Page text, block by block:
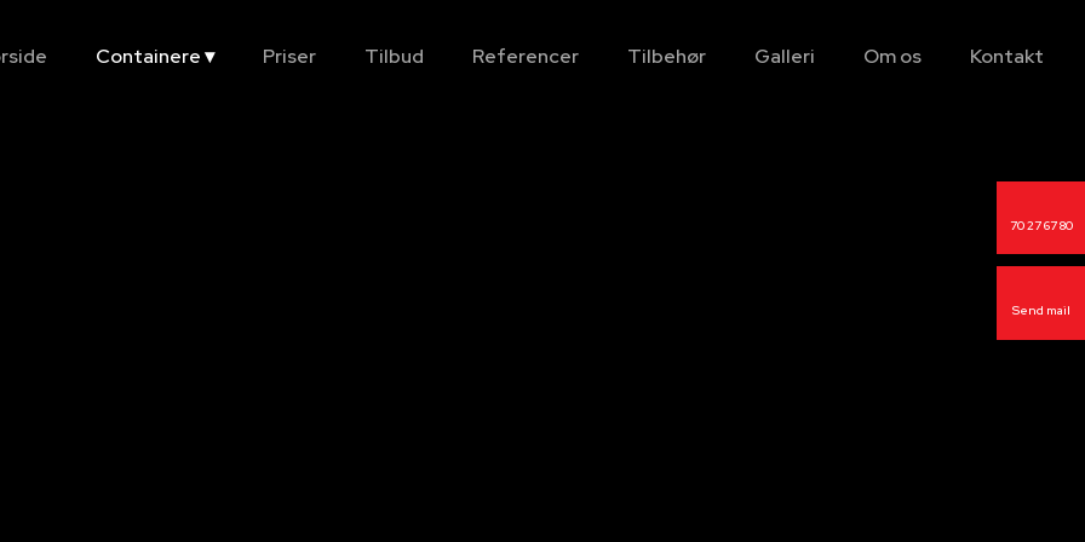
Containere ▾ Priser Tilbud Referencer Tilbehør Galleri Om os Kontakt
70 27 67 80
Send mail